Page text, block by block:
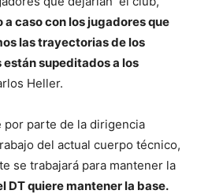
a caso con los jugadores que
las trayectorias de los
supeditados a los
Heller.
por parte de la dirigencia
del actual cuerpo técnico,
se trabajará para mantener la
DT quiere mantener la base.